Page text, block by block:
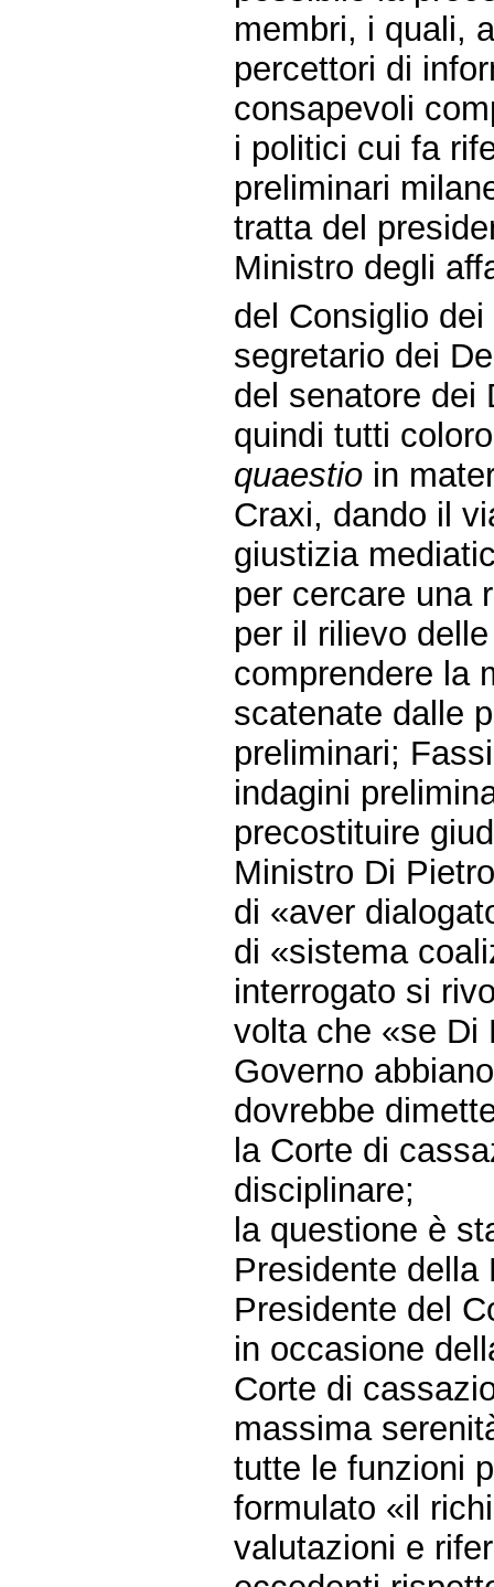
membri, i quali,
percettori di
consapevoli
i politici cui fa
preliminari
tratta del
Ministro degli
del Consiglio
segretario dei
del senatore dei
quindi tutti
quaestio in
Craxi, dando il
giustizia
per cercare una
per il rilievo
comprendere la
scatenate dalle
preliminari;
indagini
precostituire
Ministro Di
di «aver
di «sistema
interrogato si
volta che «se Di
Governo
dovrebbe
la Corte di
disciplinare;
la questione è
Presidente della
Presidente del
in occasione
Corte di
massima
tutte le funzioni
formulato «il
valutazioni e